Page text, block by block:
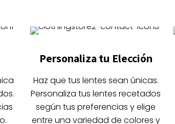
pueden
elegir
en
la
página
Personaliza tu Elección
Haz que tus lentes sean únicas.
Personaliza tus lentes recetados
según tus preferencias y elige
entre una variedad de colores y